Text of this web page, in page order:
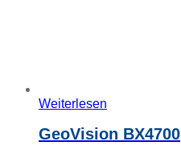
Weiterlesen
GeoVision BX4700